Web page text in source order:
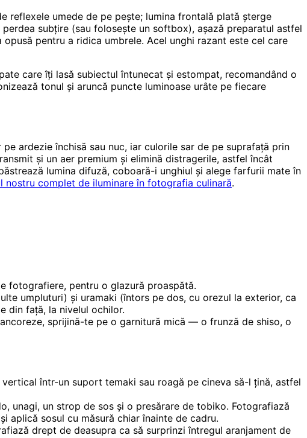
reflexele umede de pe pește; lumina frontală plată șterge
subțire (sau folosește un softbox), așază preparatul astfel
pentru a ridica umbrele. Acel unghi razant este cel care
care îți lasă subiectul întunecat și estompat, recomandând o
tonul și aruncă puncte luminoase urâte pe fiecare
ardezie închisă sau nuc, iar culorile sar de pe suprafață prin
și un aer premium și elimină distragerile, astfel încât
lumina difuză, coboară-i unghiul și alege farfurii mate în
nostru complet de iluminare în fotografia culinară.
fotografiere, pentru o glazură proaspătă.
umpluturi) și uramaki (întors pe dos, cu orezul la exterior, ca
din față, la nivelul ochilor.
sprijină-te pe o garnitură mică — o frunză de shiso, o
într-un suport temaki sau roagă pe cineva să-l țină, astfel
unagi, un strop de sos și o presărare de tobiko. Fotografiază
aplică sosul cu măsură chiar înainte de cadru.
drept de deasupra ca să surprinzi întregul aranjament de